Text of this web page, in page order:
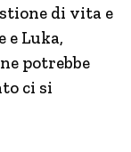
di vita e
e Luka,
potrebbe
ci si